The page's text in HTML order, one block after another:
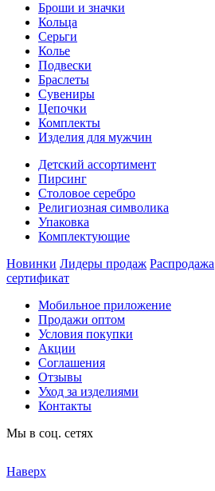
Броши и значки
Кольца
Серьги
Колье
Подвески
Браслеты
Сувениры
Цепочки
Комплекты
Изделия для мужчин
Детский ассортимент
Пирсинг
Столовое серебро
Религиозная символика
Упаковка
Комплектующие
Новинки Лидеры продаж Распродажа
сертификат
Мобильное приложение
Продажи оптом
Условия покупки
Акции
Соглашения
Отзывы
Уход за изделиями
Контакты
Мы в соц. сетях
Наверх